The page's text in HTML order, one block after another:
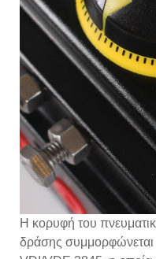
Η κορυφή του
δράσης συμμορφώνεται